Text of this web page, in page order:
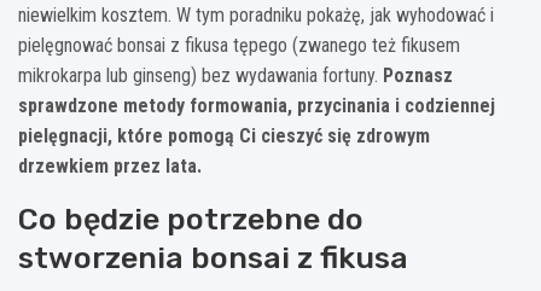
niewielkim kosztem. W tym poradniku pokażę, jak wyhodować i
pielęgnować bonsai z fikusa tępego (zwanego też fikusem
mikrokarpa lub ginseng) bez wydawania fortuny. Poznasz
sprawdzone metody formowania, przycinania i codziennej
pielęgnacji, które pomogą Ci cieszyć się zdrowym
drzewkiem przez lata.
Co będzie potrzebne do
stworzenia bonsai z fikusa